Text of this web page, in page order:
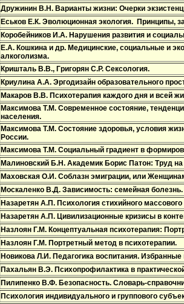
Дружинин В.Н. Варианты жизни: Очерки
Еськов Е.К. Эволюционная экология. Принципы,
Коробейников И.А. Нарушения развития и
Е.А. Кошкина и др. Медицинские, социальные и
алкоголизма.
Кришталь В.В., Григорян С.Р. Сексология.
Криулина А.А. Эргодизайн образовательного
Макаров В.В. Психотерапия каждого дня и всей
Максимова Т.М. Современное состояние,
населения.
Максимова Т.М. Состояние здоровья, условия
России.
Максимова Т.М. Социальный градиент в
Малиновский Б.Н. Академик Борис Патон: Труд
Маховская О.И. Соблазн эмиграции, или
Москаленко В.Д. Зависимость: семейная болезнь.
Назаретян А.П. Психология стихийного
Назаретян А.П. Цивилизационные кризисы в
Назлоян Г.М. Концептуальная психотерапия:
Назлоян Г.М. Портретный метод в психотерапии.
Новикова Л.И. Педагогика воспитания. Избранные
Пахальян В.Э. Психопрофилактика в
Пилипенко В.Ф. Безопасность. Словарь-
Психология индивидуального и группового